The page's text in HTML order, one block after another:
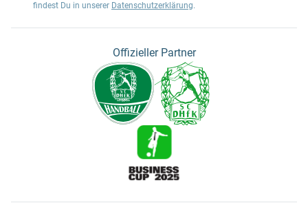
findest Du in unserer Datenschutzerklärung.
Offizieller Partner